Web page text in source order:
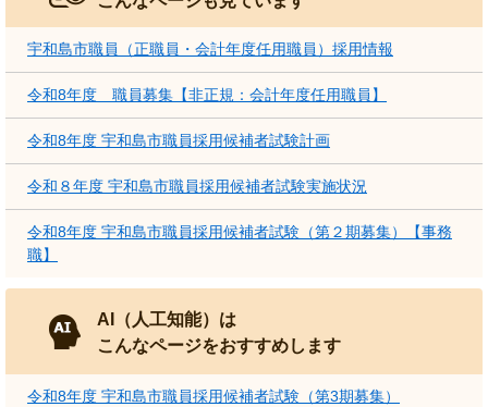
宇和島市職員（正職員・会計年度任用職員）採用情報
令和8年度 職員募集【非正規：会計年度任用職員】
令和8年度 宇和島市職員採用候補者試験計画
令和８年度 宇和島市職員採用候補者試験実施状況
令和8年度 宇和島市職員採用候補者試験（第２期募集）【事務
職】
AI（人工知能）は
こんなページをおすすめします
令和8年度 宇和島市職員採用候補者試験（第3期募集）